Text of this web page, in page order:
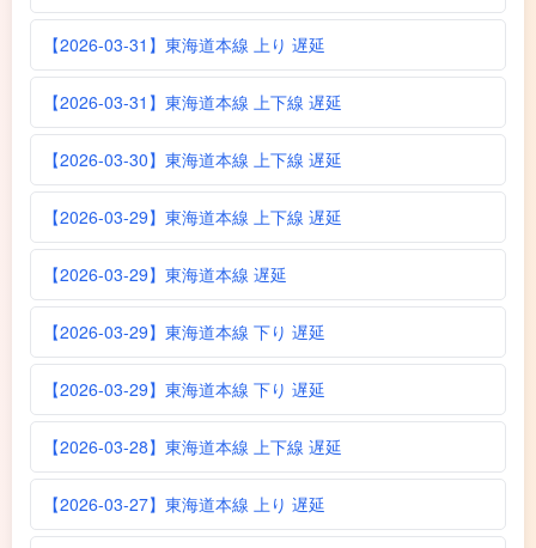
【2026-03-31】東海道本線 上り 遅延
【2026-03-31】東海道本線 上下線 遅延
【2026-03-30】東海道本線 上下線 遅延
【2026-03-29】東海道本線 上下線 遅延
【2026-03-29】東海道本線 遅延
【2026-03-29】東海道本線 下り 遅延
【2026-03-29】東海道本線 下り 遅延
【2026-03-28】東海道本線 上下線 遅延
【2026-03-27】東海道本線 上り 遅延